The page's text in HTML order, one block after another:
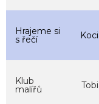
Hrajeme si
s řečí
Klub
malířů